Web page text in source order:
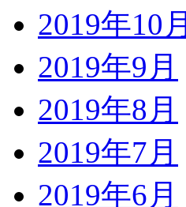
2019年10月
2019年9月
2019年8月
2019年7月
2019年6月